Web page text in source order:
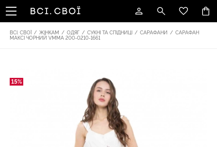
ВСІ. СВОЇ / ЖІНКАМ / ОДЯГ / СУКНІ ТА СПІДНИЦІ / САРАФАНИ / САРАФАН
МАКСІ ЧОРНИЙ VMMA 200-0210-1661
15%